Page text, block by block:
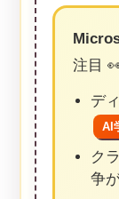
注目
デ
AI
ク
争